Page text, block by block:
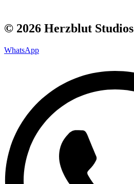
© 2026 Herzblut Studios
WhatsApp